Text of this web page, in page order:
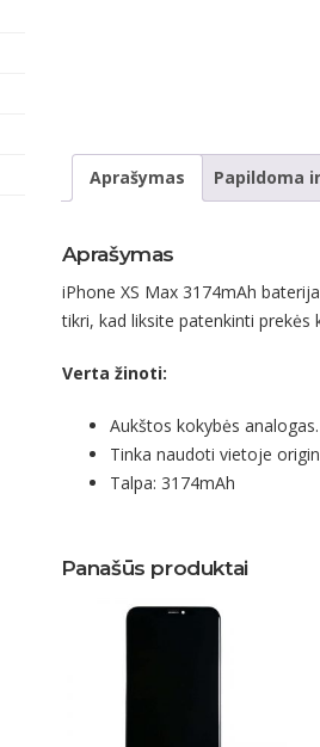
Aprašymas Papildoma
Aprašymas
iPhone XS Max 3174mAh
tikri, kad liksite patenkinti prekės
Verta žinoti:
Aukštos kokybės analogas.
Tinka naudoti vietoje
Talpa: 3174mAh
Panašūs produktai